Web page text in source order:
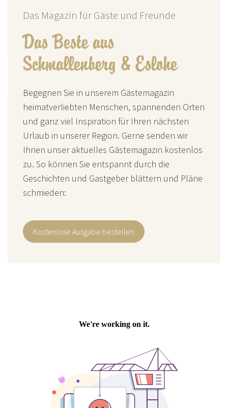
Das Beste aus
Schmallenberg & Eslohe
Das Magazin für Gäste und Freunde
Begegnen Sie in unserem Gästemagazin
heimatverliebten Menschen, spannenden Orten
und ganz viel Inspiration für Ihren nächsten
Urlaub in unserer Region. Gerne senden wir
Ihnen unser aktuelles Gästemagazin kostenlos
zu. So können Sie entspannt durch die
Geschichten und Gastgeber blättern und Pläne
schmieden:
Kostenlose Ausgabe bestellen